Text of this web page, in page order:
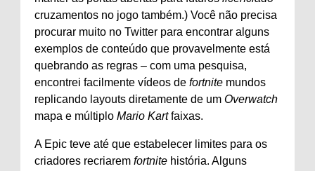
cruzamentos no jogo também.) Você não precisa
procurar muito no Twitter para encontrar alguns
exemplos de conteúdo que provavelmente está
quebrando as regras – com uma pesquisa,
encontrei facilmente vídeos de fortnite mundos
replicando layouts diretamente de um Overwatch
mapa e múltiplo Mario Kartfaixas.
A Epic teve até que estabelecer limites para os
criadores recriarem fortnite história. Alguns